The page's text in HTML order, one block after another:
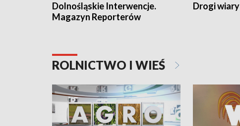
Dolnośląskie Interwencje.
Magazyn Reporterów
Drogi wiary
ROLNICTWO I WIEŚ